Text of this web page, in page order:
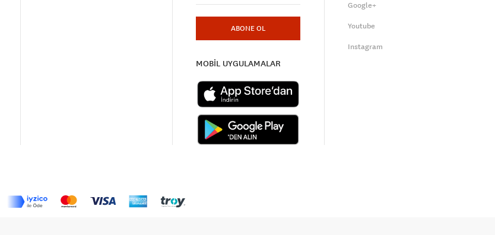
ABONE OL
MOBİL UYGULAMALAR
Google+
Youtube
Instagram